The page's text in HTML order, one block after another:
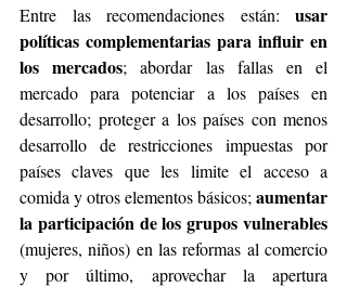
Entre las recomendaciones están: usar
políticas complementarias para influir en
los mercados; abordar las fallas en el
mercado para potenciar a los países en
desarrollo; proteger a los países con menos
desarrollo de restricciones impuestas por
países claves que les limite el acceso a
comida y otros elementos básicos; aumentar
la participación de los grupos vulnerables
(mujeres, niños) en las reformas al comercio
y por último, aprovechar la apertura